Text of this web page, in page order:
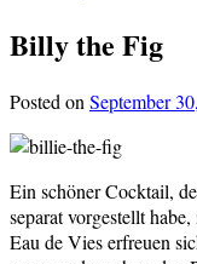
Billy the Fig
Posted onSeptember
Ein schöner Cocktail,
separat vorgestellt
Eau de Vies erfreuen